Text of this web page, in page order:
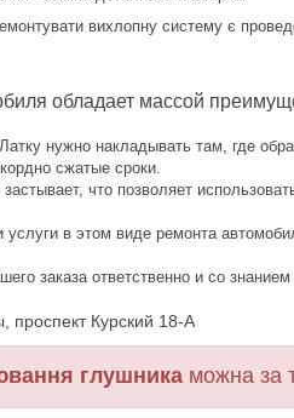
вихлопну систему є
обладает массой
нужно накладывать там, где
сжатые сроки.
что позволяет
в этом виде ремонта
заказа ответственно и со
проспект Курский 18-А
глушника можна за